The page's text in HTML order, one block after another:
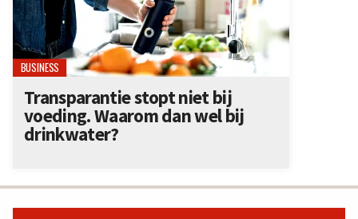
BUSINESS
Transparantie stopt niet bij
voeding. Waarom dan wel bij
drinkwater?